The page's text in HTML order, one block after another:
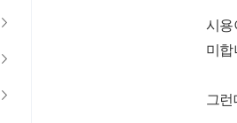
시용
미합
그